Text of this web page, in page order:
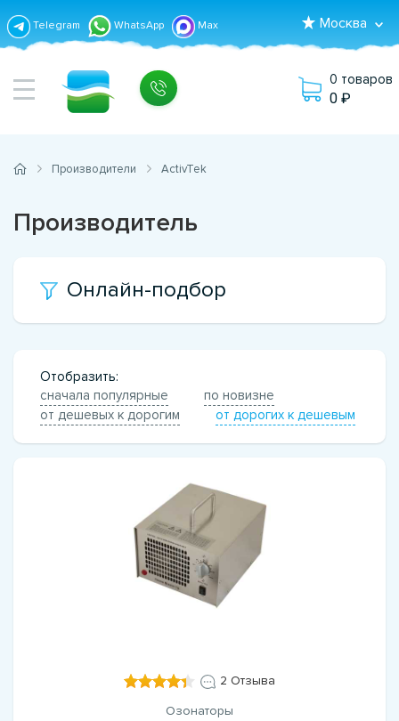
Telegram WhatsApp Max Москва
0 товаров
0
Производители ActivTek
Производитель
Онлайн-подбор
Отобразить:
сначала популярные
по новизне
от дешевых к дорогим
от дорогих к дешевым
2 Отзыва
Озонаторы